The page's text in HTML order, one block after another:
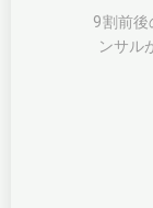
9割前後
ンサル